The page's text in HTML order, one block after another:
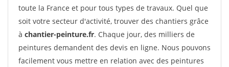
toute la France et pour tous types de travaux. Quel que
soit votre secteur d'activité, trouver des chantiers grâce
à chantier-peinture.fr. Chaque jour, des milliers de
peintures demandent des devis en ligne. Nous pouvons
facilement vous mettre en relation avec des peintures